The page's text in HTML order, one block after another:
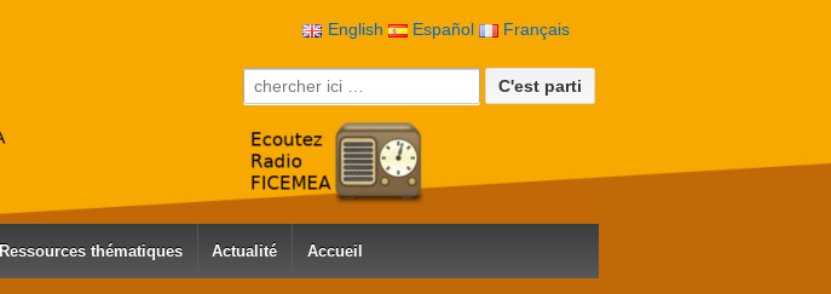
English Español Français
Recherche pour:
Ressources thématiques Actualité Accueil